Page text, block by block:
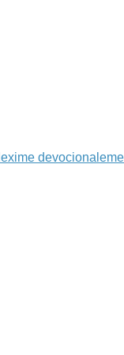
lexime devocionale